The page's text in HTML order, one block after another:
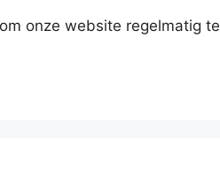
onze website regelmatig te